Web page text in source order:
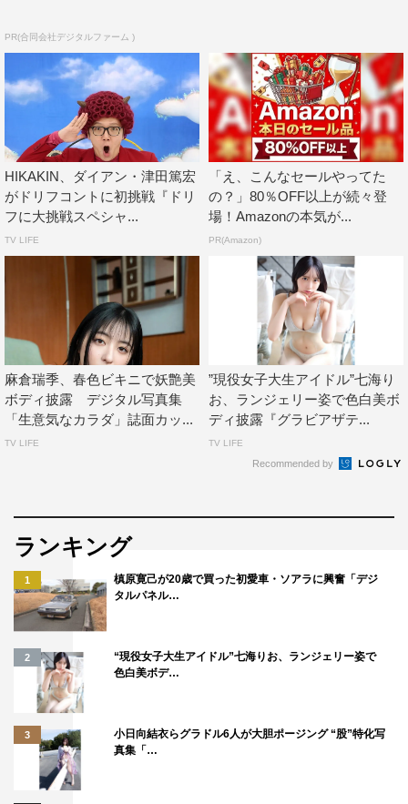
PR(合同会社デジタルファーム )
HIKAKIN、ダイアン・津田篤宏
がドリフコントに初挑戦『ドリ
フに大挑戦スペシャ...
TV LIFE
「え、こんなセールやってた
の？」80％OFF以上が続々登
場！Amazonの本気が...
PR(Amazon)
麻倉瑞季、春色ビキニで妖艶美
ボディ披露 デジタル写真集
「生意気なカラダ」誌面カッ...
TV LIFE
”現役女子大生アイドル”七海り
お、ランジェリー姿で色白美ボ
ディ披露『グラビアザテ...
TV LIFE
Recommended by
ランキング
1
槙原寛己が20歳で買った初愛車・ソアラに興奮「デジ
タルパネル…
2
“現役女子大生アイドル”七海りお、ランジェリー姿で
色白美ボデ…
3
小日向結衣らグラドル6人が大胆ポージング “股”特化写
真集「…